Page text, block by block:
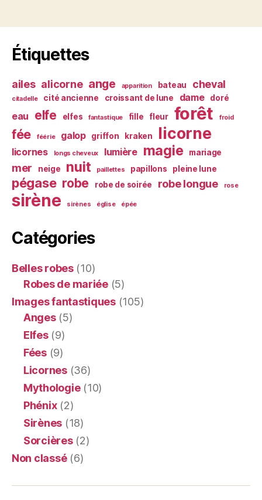
Étiquettes
ailes alicorne ange apparition bateau cheval
citadelle cité ancienne croissant de lune dame doré
eau elfe elfes fantastique fille fleur forêt froid
fée féérie galop griffon kraken licorne
licornes longs cheveux lumière magie mariage
mer neige nuit paillettes papillons pleine lune
pégase robe robe de soirée robe longue rose
sirène sirènes église épée
Catégories
Belles robes(10)
Robes de mariée(5)
Images fantastiques(105)
Anges(5)
Elfes(9)
Fées(9)
Licornes(36)
Mythologie(10)
Phénix(2)
Sirènes (18)
Sorcières(2)
Non classé(6)